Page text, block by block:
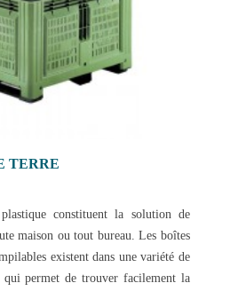
TERRE
constituent la solution de
maison ou tout bureau. Les boîtes
existent dans une variété de
permet de trouver facilement la